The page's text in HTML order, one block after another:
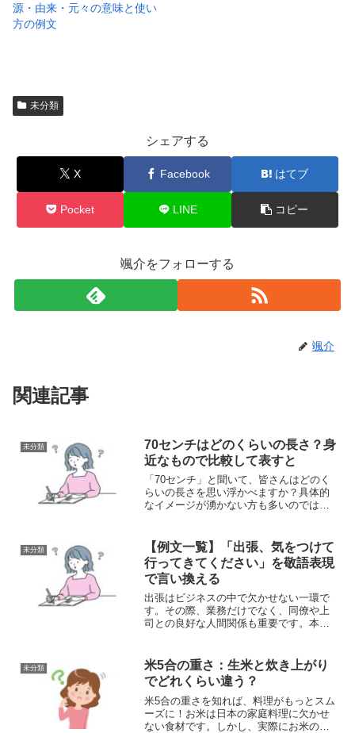
源・由来・元々の意味と使い
方の例文
未分類
シェアする
X Facebook はてブ
Pocket LINE コピー
颯介をフォローする
颯介
関連記事
未分類
70センチはどのくらいの長さ？身
近なもので比較して表すと
「70センチ」と聞いて、皆さんはどのく
らいの長さを思い浮かべますか？具体的
なイメージが湧かない方も多いのではな
長さの一つです。たとえば、大きめの傘
の全長や子供用の野球...
未分類
【例文一覧】「出張、気をつけて
行ってきてください」を敬語表現
で言い換える
出張はビジネスの中で欠かせない一環で
す。その際、業務だけでなく、同僚や上
司との良好な人間関係も重要です。本記
重要なのかを考えていきましょう。「出
張、気を付けて行ってきて...
未分類
米5合の重さ：生米と炊き上がり
でどれくらい違う？
米5合の重さを知れば、料理がもっとスム
ーズに！お米は日本の家庭料理に欠かせ
ない食材です。しかし、実際にお米の重